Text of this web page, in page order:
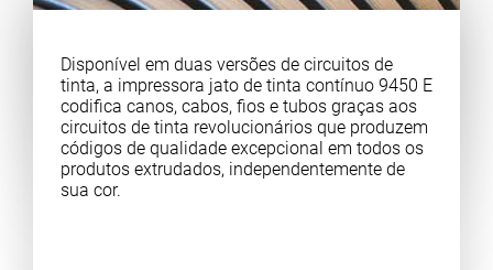
Disponível em duas versões de circuitos de
tinta, a impressora jato de tinta contínuo 9450 E
codifica canos, cabos, fios e tubos graças aos
circuitos de tinta revolucionários que produzem
códigos de qualidade excepcional em todos os
produtos extrudados, independentemente de
sua cor.